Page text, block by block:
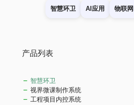
智慧环卫 AI应用 物联网
产品列表
智慧环卫
视界微课制作系统
工程项目内控系统